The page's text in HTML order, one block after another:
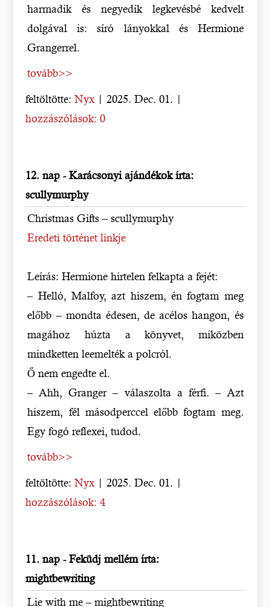
harmadik és negyedik legkevésbé kedvelt
dolgával is: síró lányokkal és Hermione
Grangerrel.
tovább>>
feltöltötte:Nyx | 2025. Dec. 01. |
hozzászólások: 0
12. nap - Karácsonyi ajándékok írta:
scullymurphy
Christmas Gifts – scullymurphy
Eredeti történet linkje
Leírás: Hermione hirtelen felkapta a fejét:
– Helló, Malfoy, azt hiszem, én fogtam meg
előbb – mondta édesen, de acélos hangon, és
magához húzta a könyvet, miközben
mindketten leemelték a polcról.
Ő nem engedte el.
– Ahh, Granger – válaszolta a férfi. – Azt
hiszem, fél másodperccel előbb fogtam meg.
Egy fogó reflexei, tudod.
tovább>>
feltöltötte:Nyx | 2025. Dec. 01. |
hozzászólások: 4
11. nap - Feküdj mellém írta:
mightbewriting
Lie with me – mightbewriting